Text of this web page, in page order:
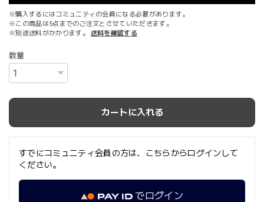
※購入するにはコミュニティの会員になる必要があります。
※この商品は5点までのご注文とさせていただきます。
※別途送料がかかります。
送料を確認する
数量
カートに入れる
すでにコミュニティ会員の方は、こちらからログインして
ください。
でログイン